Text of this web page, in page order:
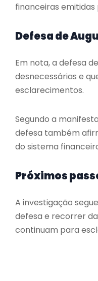
financeiras emitidas
Defesa de
Em nota, a defesa
desnecessárias e
esclarecimentos.
Segundo a
defesa também
do sistema
Próximos
A investigação
defesa e recorrer
continuam para